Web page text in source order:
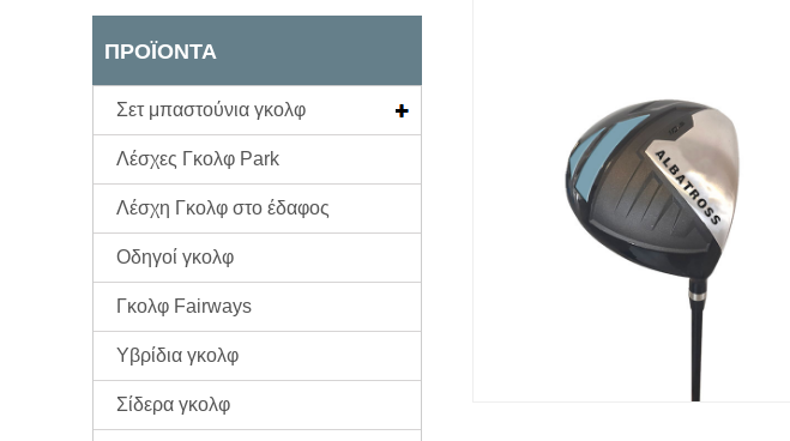
ΠΡΟΪΌΝΤΑ
Σετ μπαστούνια γκολφ
Λέσχες Γκολφ Park
Λέσχη Γκολφ στο έδαφος
Οδηγοί γκολφ
Γκολφ Fairways
Υβρίδια γκολφ
Σίδερα γκολφ